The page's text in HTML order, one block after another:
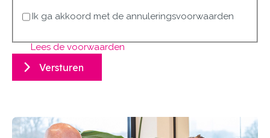
Ik ga akkoord met de annuleringsvoorwaarden
Lees de voorwaarden
Versturen